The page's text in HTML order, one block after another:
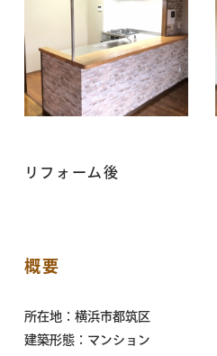
リフォーム後
概要
所在地：横浜市都筑区
建築形態：マンション